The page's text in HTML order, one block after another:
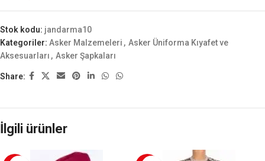
Stok kodu: jandarma10
Kategoriler: Asker Malzemeleri , Asker Üniforma Kıyafet ve
Aksesuarları , Asker Şapkaları
Share:
İlgili ürünler